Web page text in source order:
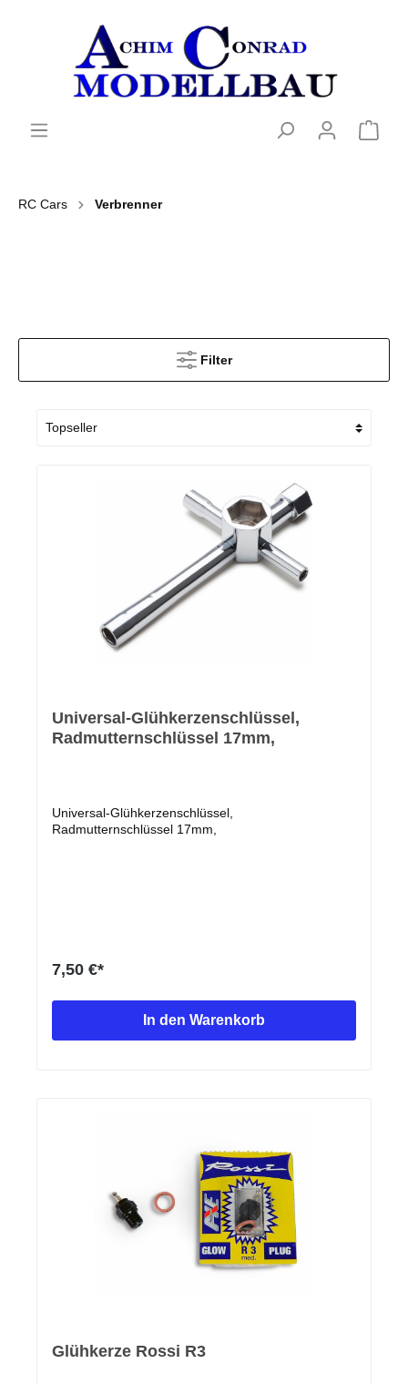
RC Cars Verbrenner
Filter
Universal-Glühkerzenschlüssel,
Radmutternschlüssel 17mm,
Universal-Glühkerzenschlüssel,
Radmutternschlüssel 17mm,
7,50 €*
In den Warenkorb
Glühkerze Rossi R3